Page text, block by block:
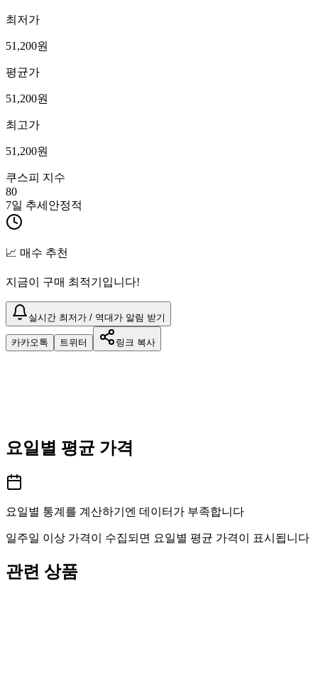
최저가
51,200원
평균가
51,200원
최고가
51,200원
쿠스피 지수
80
7일 추세 안정적
📈 매수 추천
지금이 구매 최적기입니다!
실시간 최저가 / 역대가 알림 받기
카카오톡 트위터 링크 복사
요일별 평균 가격
요일별 통계를 계산하기엔 데이터가 부족합니다
일주일 이상 가격이 수집되면 요일별 평균 가격이 표시됩니다
관련 상품